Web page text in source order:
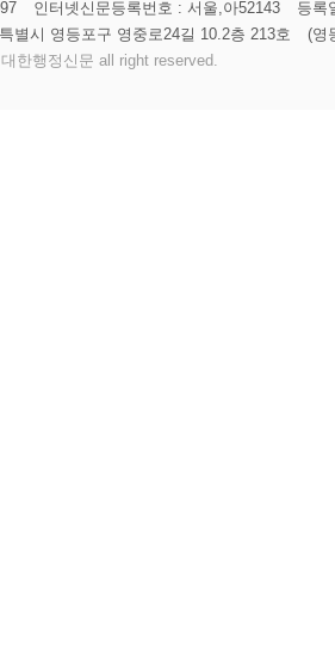
인터넷신문등록번호 : 서울,아52143
등록
별시 영등포구 영중로24길 10.2층 213호
(영
한행정신문 all right reserved.